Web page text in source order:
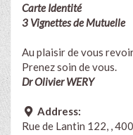
Carte Identité
3 Vignettes de Mutuelle
Au plaisir de vous
Prenez soin de vous.
Dr Olivier WERY
Address:
Rue de Lantin 122, ,